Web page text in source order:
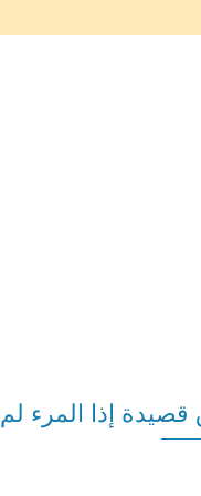
قصيدة إذا المرء